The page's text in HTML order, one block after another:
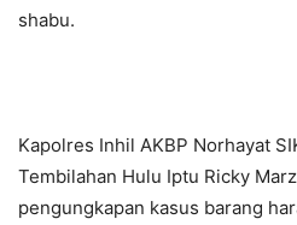
shabu.
Kapolres Inhil AKBP Norhayat
Tembilahan Hulu Iptu Ricky
pengungkapan kasus barang